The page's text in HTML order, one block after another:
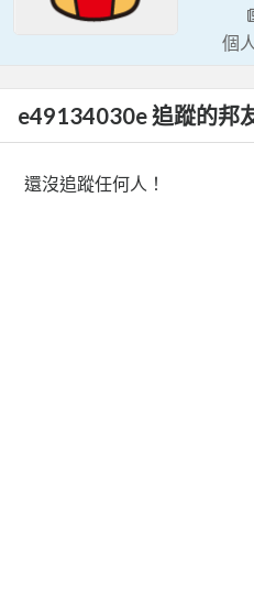
個
e49134030e 追蹤的邦
還沒追蹤任何人！